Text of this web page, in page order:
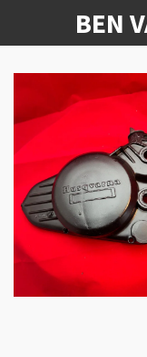
de
hoofdinhoud
BEN